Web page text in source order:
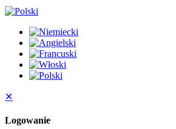
✕
Logowanie